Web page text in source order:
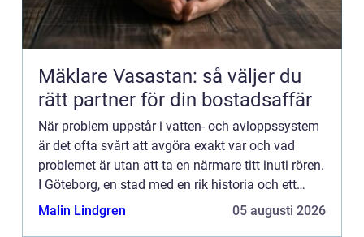
Mäklare Vasastan: så väljer du
rätt partner för din bostadsaffär
När problem uppstår i vatten- och avloppssystem
är det ofta svårt att avgöra exakt var och vad
problemet är utan att ta en närmare titt inuti rören.
I Göteborg, en stad med en rik historia och ett
omfatt...
Malin Lindgren 05 augusti 2026